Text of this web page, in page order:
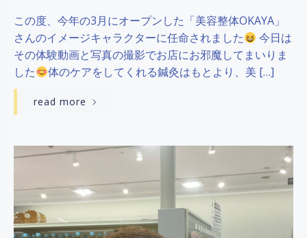
この度、今年の3月にオープンした「美容整体OKAYA」
さんのイメージキャラクターに任命されました
今日は
その体験動画と写真の撮影でお店にお邪魔してまいりま
した
体のケアをしてくれる鍼灸はもとより、美 […]
read more